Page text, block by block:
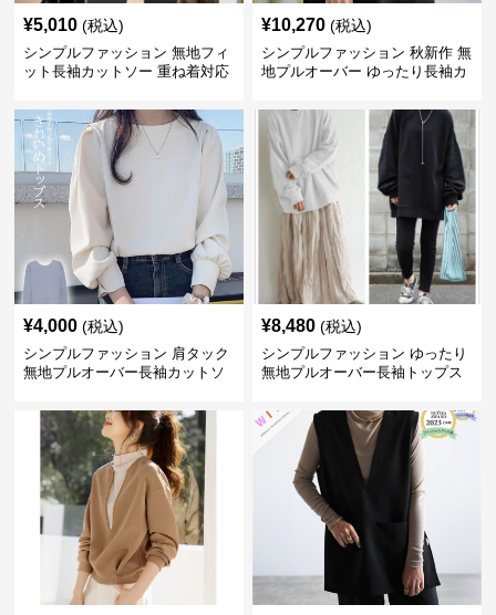
¥5,010 (税込)
シンプルファッション 無地フィ
ット長袖カットソー 重ね着対応
¥10,270 (税込)
シンプルファッション 秋新作 無
地プルオーバー ゆったり長袖カ
¥4,000 (税込)
シンプルファッション 肩タック
無地プルオーバー長袖カットソ
¥8,480 (税込)
シンプルファッション ゆったり
無地プルオーバー長袖トップス